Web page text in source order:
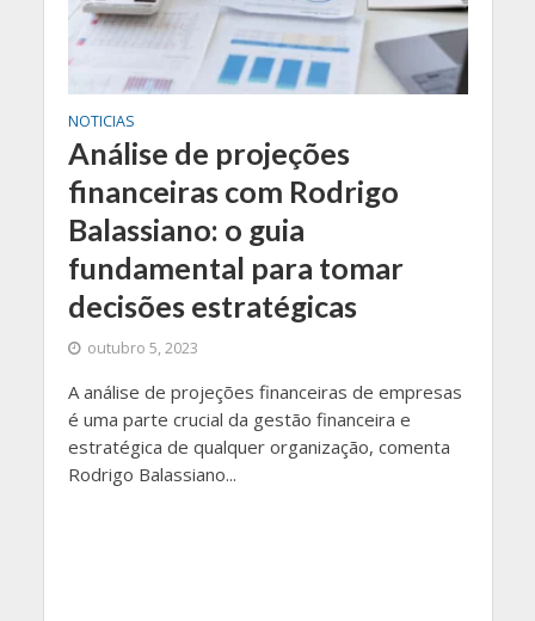
NOTICIAS
Análise de projeções
financeiras com Rodrigo
Balassiano: o guia
fundamental para tomar
decisões estratégicas
outubro 5, 2023
A análise de projeções financeiras de empresas
é uma parte crucial da gestão financeira e
estratégica de qualquer organização, comenta
Rodrigo Balassiano...